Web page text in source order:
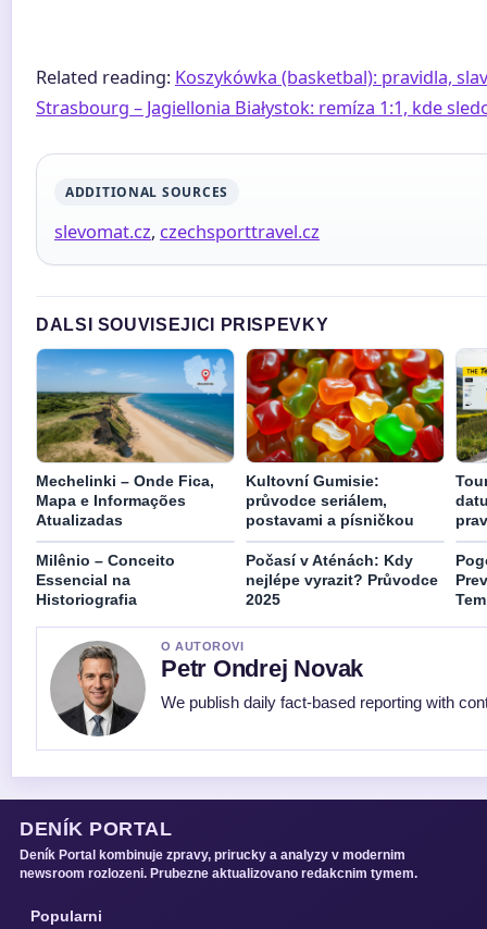
Related reading: Koszykówka (basketbal): pravidla,
Strasbourg – Jagiellonia Białystok: remíza 1:1, kde
ADDITIONAL SOURCES
slevomat.cz, czechsporttravel.cz
DALSI SOUVISEJICI PRISPEVKY
Mechelinki – Onde Fica,
Mapa e Informações
Atualizadas
Kultovní Gumisie:
průvodce seriálem,
postavami a písničkou
Milênio – Conceito
Essencial na
Historiografia
Počasí v Aténách: Kdy
nejlépe vyrazit? Průvodce
2025
O AUTOROVI
Petr Ondrej Novak
We publish daily fact-based reporting with
DENÍK PORTAL
Deník Portal kombinuje zpravy, prirucky a analyzy v modernim
newsroom rozlozeni. Prubezne aktualizovano redakcnim tymem.
Popularni